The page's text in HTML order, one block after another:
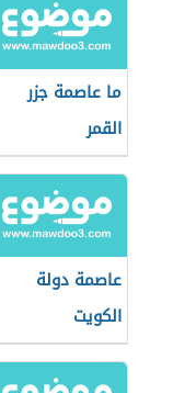
ما عاصمة جزر
القمر
عاصمة دولة
الكويت